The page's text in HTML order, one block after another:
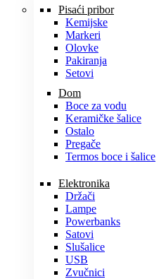
Pisaći pribor
Kemijske
Markeri
Olovke
Pakiranja
Setovi
Dom
Boce za vodu
Keramičke šalice
Ostalo
Pregače
Termos boce i šalice
Elektronika
Držači
Lampe
Powerbanks
Satovi
Slušalice
USB
Zvučnici